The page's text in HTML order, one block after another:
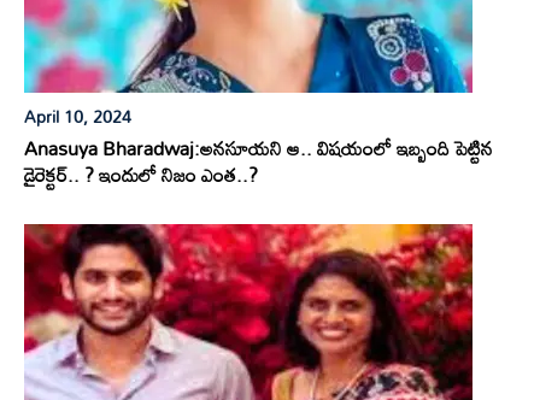
April 10, 2024
Anasuya Bharadwaj:అనసూయని ఆ.. విషయంలో ఇబ్బంది పెట్టిన
డైరెక్టర్.. ? ఇందులో నిజం ఎంత..?